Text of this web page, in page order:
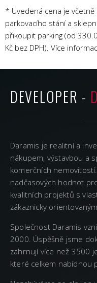
* Uvedená cena je včetně
parkovacího stání a
přikoupit parking (od
Kč bez DPH). Více
DEVELOPER -
Daramis je realitní a
nákupem, výstavbou a
komerčních
nadčasových hodnot
kvalitních projektů s
zákaznicky
Společnost Daramis
2000. Úspěšně jsme
zahrnují více než 3500
které celkem nabídnou